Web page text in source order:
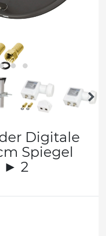
Digitale
Spiegel
► 2